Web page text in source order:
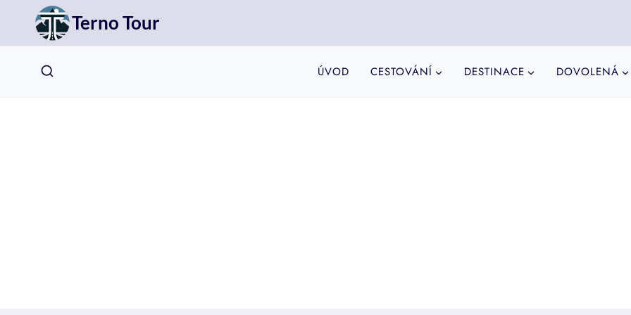
Přeskočit
obsah
Terno Tour
ÚVOD CESTOVÁNÍ DESTINACE DOVOLENÁ